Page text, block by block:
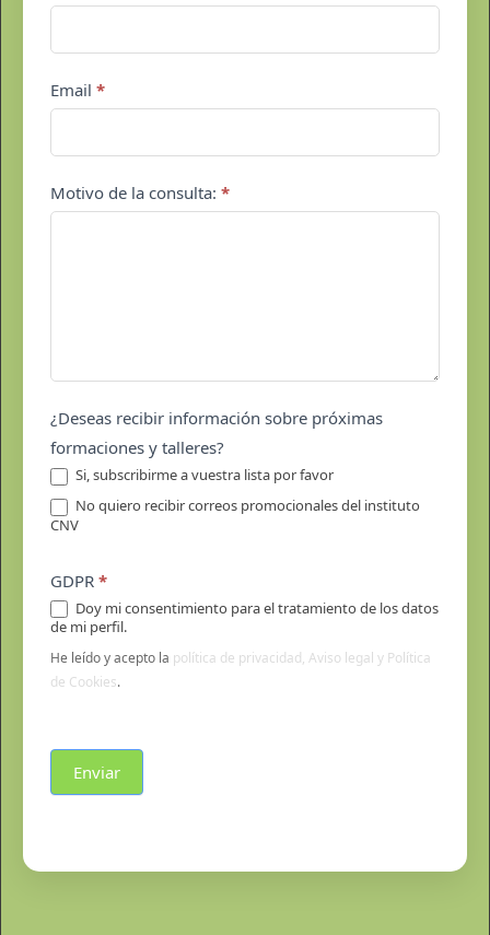
pie
de
Email *
Motivo de la consulta: *
¿Deseas recibir información sobre próximas
formaciones y talleres?
Si, subscribirme a vuestra lista por favor
No quiero recibir correos promocionales del instituto
CNV
GDPR *
Doy mi consentimiento para el tratamiento de los datos
de mi perfil.
He leído y acepto la política de privacidad, Aviso legal y Política
de Cookies.
Enviar